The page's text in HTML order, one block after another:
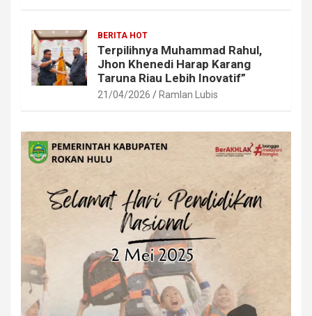
BERITA HOT
Terpilihnya Muhammad Rahul,
Jhon Khenedi Harap Karang
Taruna Riau Lebih Inovatif”
21/04/2026 Ramlan Lubis